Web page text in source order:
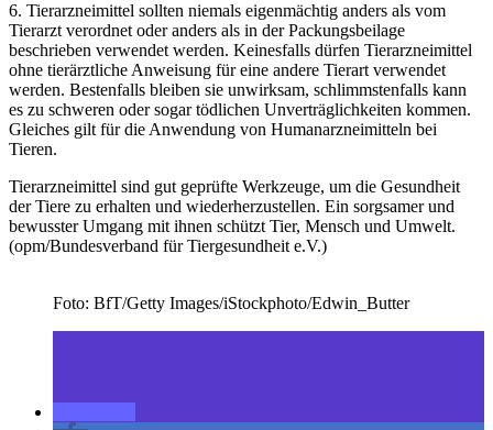
6. Tierarzneimittel sollten niemals eigenmächtig anders als vom
Tierarzt verordnet oder anders als in der Packungsbeilage
beschrieben verwendet werden. Keinesfalls dürfen Tierarzneimittel
ohne tierärztliche Anweisung für eine andere Tierart verwendet
werden. Bestenfalls bleiben sie unwirksam, schlimmstenfalls kann
es zu schweren oder sogar tödlichen Unverträglichkeiten kommen.
Gleiches gilt für die Anwendung von Humanarzneimitteln bei
Tieren.
Tierarzneimittel sind gut geprüfte Werkzeuge, um die Gesundheit
der Tiere zu erhalten und wiederherzustellen. Ein sorgsamer und
bewusster Umgang mit ihnen schützt Tier, Mensch und Umwelt.
(opm/Bundesverband für Tiergesundheit e.V.)
Foto: BfT/Getty Images/iStockphoto/Edwin_Butter